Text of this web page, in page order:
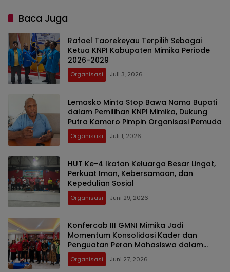
Baca Juga
Rafael Taorekeyau Terpilih Sebagai
Ketua KNPI Kabupaten Mimika Periode
2026-2029
Organisasi Juli 3, 2026
Lemasko Minta Stop Bawa Nama Bupati
dalam Pemilihan KNPI Mimika, Dukung
Putra Kamoro Pimpin Organisasi Pemuda
Organisasi Juli 1, 2026
HUT Ke-4 Ikatan Keluarga Besar Lingat,
Perkuat Iman, Kebersamaan, dan
Kepedulian Sosial
Organisasi Juni 29, 2026
Konfercab III GMNI Mimika Jadi
Momentum Konsolidasi Kader dan
Penguatan Peran Mahasiswa dalam
Pembangunan Daerah
Organisasi Juni 27, 2026